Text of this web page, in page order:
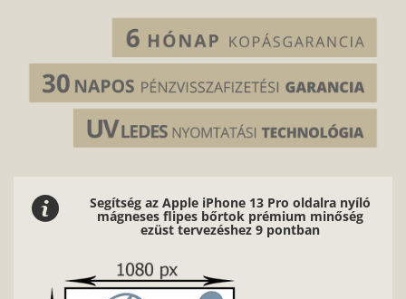
Segítség az Apple iPhone 13 Pro oldalra nyíló
mágneses flipes bőrtok prémium minőség
ezüst tervezéshez 9 pontban